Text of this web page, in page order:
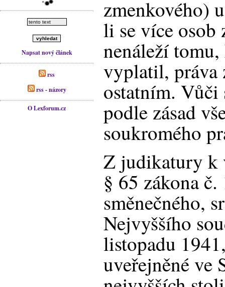
Napsat nový článek
rss
rss - názory
O Lexforum.cz
zmenkového)
li se více osob
nenáleží
vyplatil, práva
ostatním. Vůči
podle zásad
soukromého
Z judikatury k
§ 65 zákona
směnečného,
Nejvyššího
listopadu
uveřejněné ve